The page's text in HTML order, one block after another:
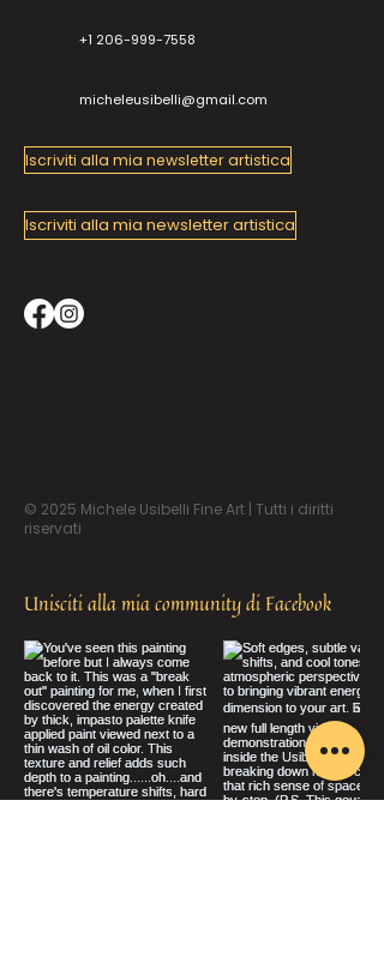
+1 206-999-7558
micheleusibelli@gmail.com
Iscriviti alla mia newsletter artistica
Iscriviti alla mia newsletter artistica
© 2025 Michele Usibelli Fine Art | Tutti i diritti
riservati
Unisciti alla mia community di Facebook